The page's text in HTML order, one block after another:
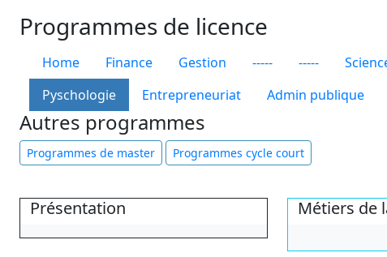
Programmes de licence
Home Finance Gestion ----- -----
Pyschologie
Entrepreneuriat Admin publique
Autres programmes
Programmes de master Programmes cycle court
Présentation Métiers de